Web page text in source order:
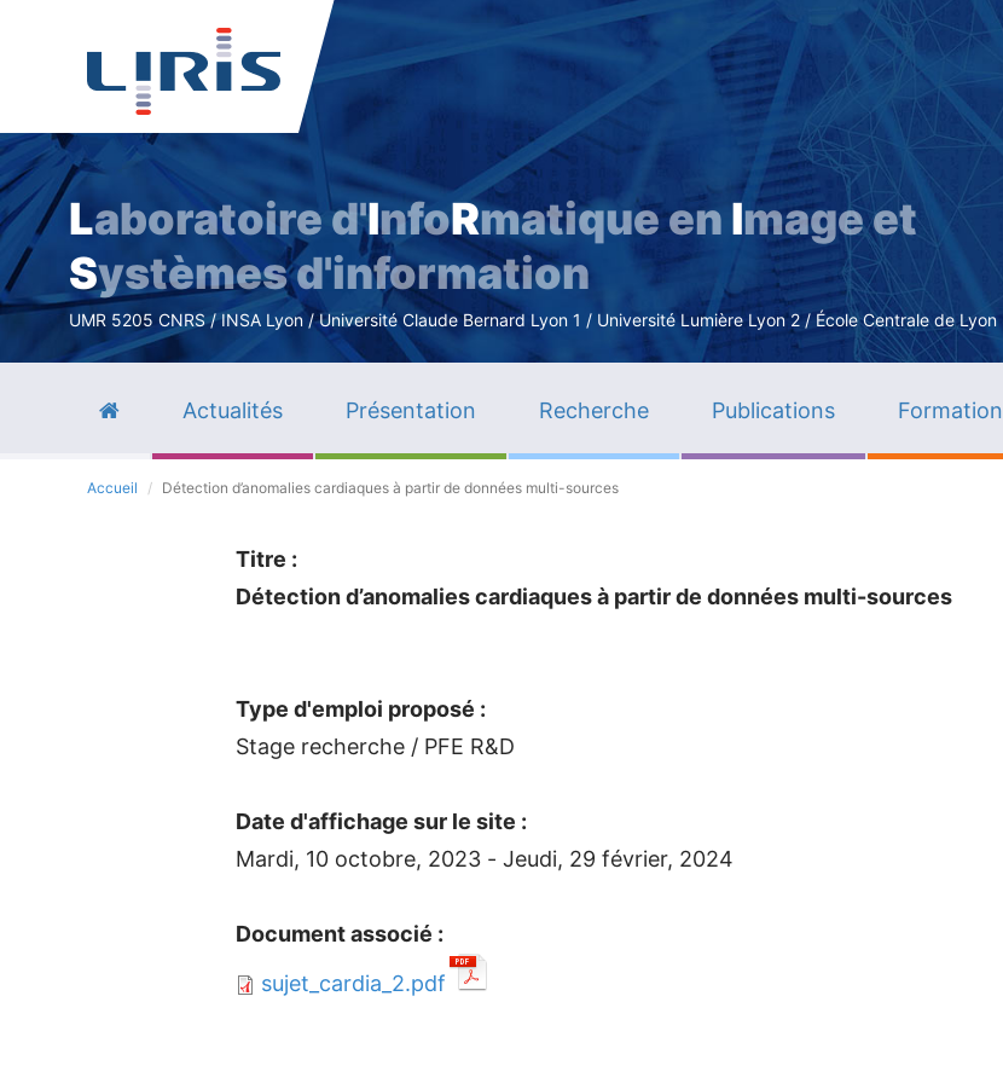
Aller
contenu
principal
Laboratoire d'InfoRmatique en Image et
Systèmes d'information
UMR 5205 CNRS / INSA Lyon / Université Claude Bernard Lyon 1 / Université Lumière Lyon 2 / École Centrale de Lyon
Actualités Présentation Recherche Publications Formation
Accueil Détection d’anomalies cardiaques à partir de données multi-sources
Titre :
Détection d’anomalies cardiaques à partir de données multi-sources
Type d'emploi proposé :
Stage recherche / PFE R&D
Date d'affichage sur le site :
Mardi, 10 octobre, 2023 - Jeudi, 29 février, 2024
Document associé :
sujet_cardia_2.pdf